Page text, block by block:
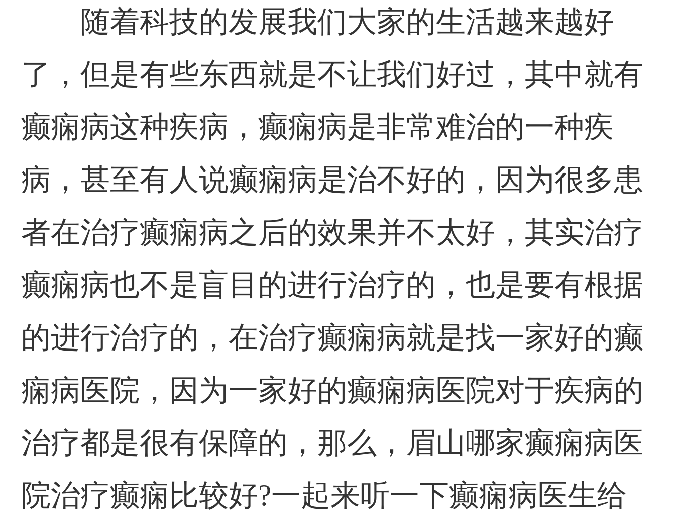
随着科技的发展我们大家的生活越来越好
了，但是有些东西就是不让我们好过，其中就有
癫痫病这种疾病，癫痫病是非常难治的一种疾
病，甚至有人说癫痫病是治不好的，因为很多患
者在治疗癫痫病之后的效果并不太好，其实治疗
癫痫病也不是盲目的进行治疗的，也是要有根据
的进行治疗的，在治疗癫痫病就是找一家好的癫
痫病医院，因为一家好的癫痫病医院对于疾病的
治疗都是很有保障的，那么，眉山哪家癫痫病医
院治疗癫痫比较好?一起来听一下癫痫病医生给